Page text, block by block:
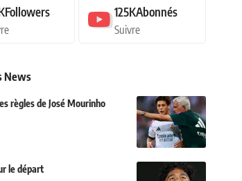
Followers 125KAbonnés
Suivre
News
règles de José Mourinho
le départ